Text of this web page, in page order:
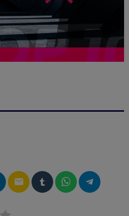
email